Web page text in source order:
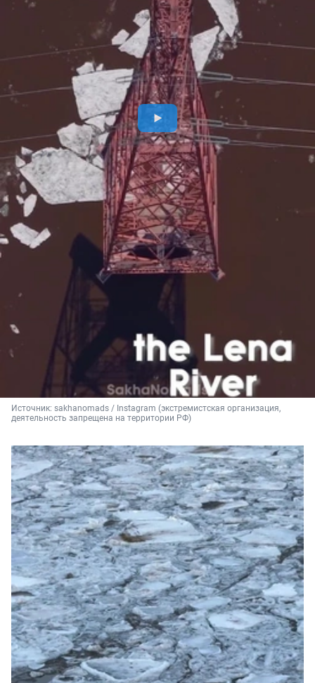
Источник: sakhanomads / Instagram (экстремистская организация,
деятельность запрещена на территории РФ)